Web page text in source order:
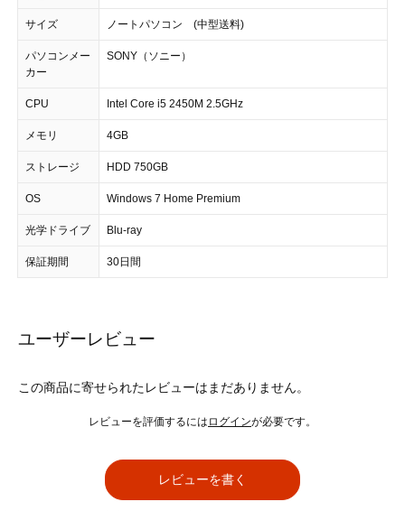
サイズ ノートパソコン (中型送料)
パソコンメー
カー
SONY（ソニー）
CPU Intel Core i5 2450M 2.5GHz
メモリ 4GB
ストレージ HDD 750GB
OS Windows 7 Home Premium
光学ドライブ Blu-ray
保証期間 30日間
ユーザーレビュー
この商品に寄せられたレビューはまだありません。
レビューを評価するには ログインが必要です。
レビューを書く